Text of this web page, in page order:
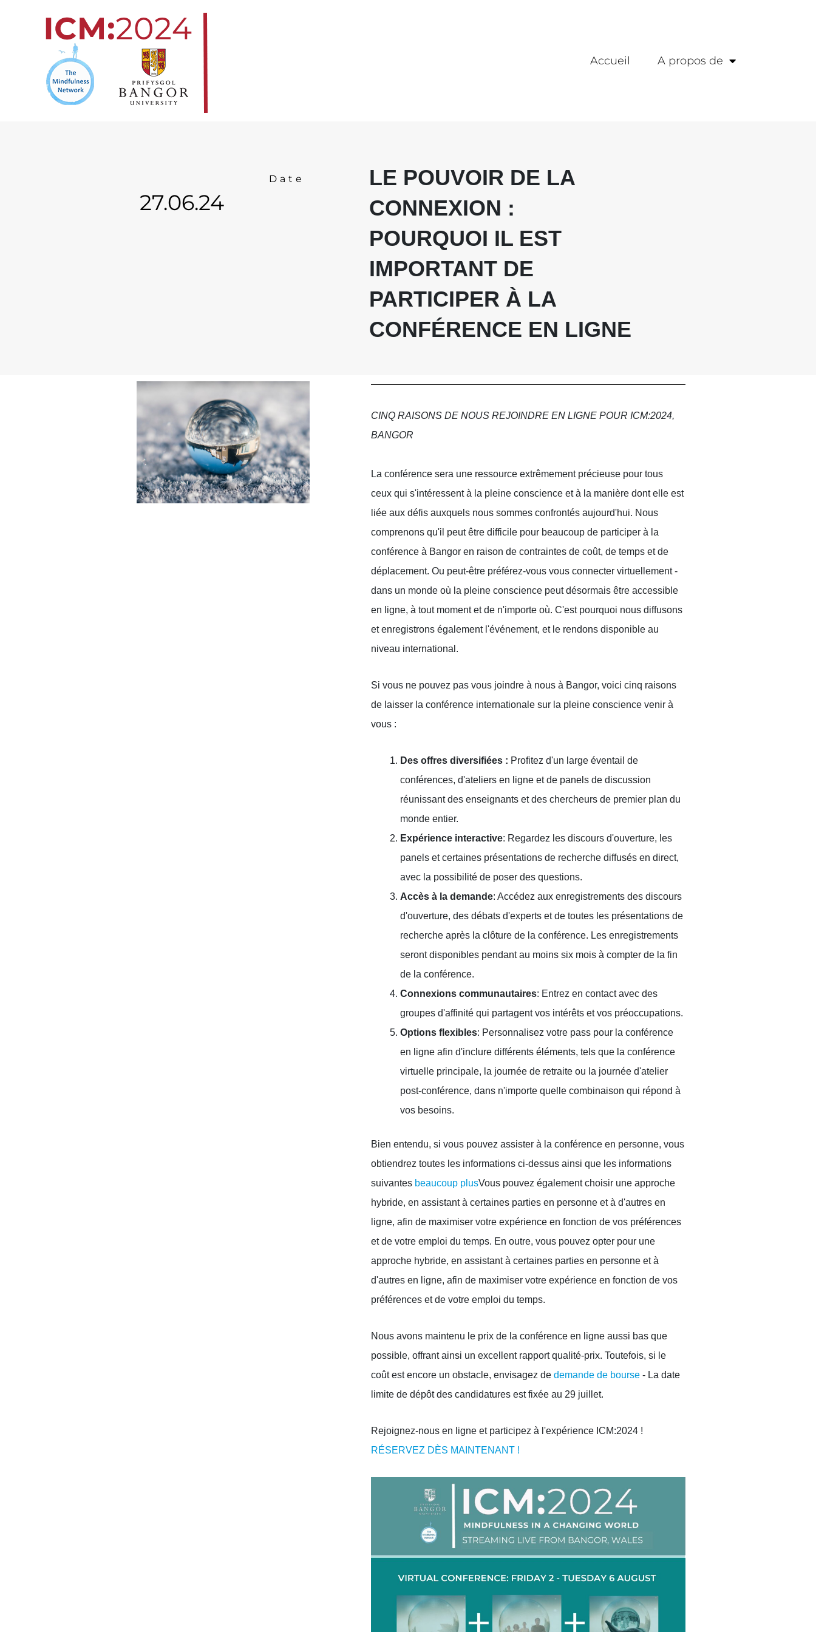
Accueil A propos de
Date
27.06.24
LE POUVOIR DE LA
CONNEXION :
POURQUOI IL EST
IMPORTANT DE
PARTICIPER À LA
CONFÉRENCE EN LIGNE
CINQ RAISONS DE NOUS REJOINDRE EN LIGNE POUR ICM:2024,
BANGOR
La conférence sera une ressource extrêmement précieuse pour tous
ceux qui s'intéressent à la pleine conscience et à la manière dont elle est
liée aux défis auxquels nous sommes confrontés aujourd'hui. Nous
comprenons qu'il peut être difficile pour beaucoup de participer à la
conférence à Bangor en raison de contraintes de coût, de temps et de
déplacement. Ou peut-être préférez-vous vous connecter virtuellement -
dans un monde où la pleine conscience peut désormais être accessible
en ligne, à tout moment et de n'importe où. C'est pourquoi nous diffusons
et enregistrons également l'événement, et le rendons disponible au
niveau international.
Si vous ne pouvez pas vous joindre à nous à Bangor, voici cinq raisons
de laisser la conférence internationale sur la pleine conscience venir à
vous :
Des offres diversifiées : Profitez d'un large éventail de
conférences, d'ateliers en ligne et de panels de discussion
réunissant des enseignants et des chercheurs de premier plan du
monde entier.
Expérience interactive: Regardez les discours d'ouverture, les
panels et certaines présentations de recherche diffusés en direct,
avec la possibilité de poser des questions.
Accès à la demande: Accédez aux enregistrements des discours
d'ouverture, des débats d'experts et de toutes les présentations de
recherche après la clôture de la conférence. Les enregistrements
seront disponibles pendant au moins six mois à compter de la fin
de la conférence.
Connexions communautaires: Entrez en contact avec des
groupes d'affinité qui partagent vos intérêts et vos préoccupations.
Options flexibles: Personnalisez votre pass pour la conférence
en ligne afin d'inclure différents éléments, tels que la conférence
virtuelle principale, la journée de retraite ou la journée d'atelier
post-conférence, dans n'importe quelle combinaison qui répond à
vos besoins.
Bien entendu, si vous pouvez assister à la conférence en personne, vous
obtiendrez toutes les informations ci-dessus ainsi que les informations
suivantes beaucoup plusVous pouvez également choisir une approche
hybride, en assistant à certaines parties en personne et à d'autres en
ligne, afin de maximiser votre expérience en fonction de vos préférences
et de votre emploi du temps. En outre, vous pouvez opter pour une
approche hybride, en assistant à certaines parties en personne et à
d'autres en ligne, afin de maximiser votre expérience en fonction de vos
préférences et de votre emploi du temps.
Nous avons maintenu le prix de la conférence en ligne aussi bas que
possible, offrant ainsi un excellent rapport qualité-prix. Toutefois, si le
coût est encore un obstacle, envisagez dedemande de bourse - La date
limite de dépôt des candidatures est fixée au 29 juillet.
Rejoignez-nous en ligne et participez à l'expérience ICM:2024 !
RÉSERVEZ DÈS MAINTENANT !